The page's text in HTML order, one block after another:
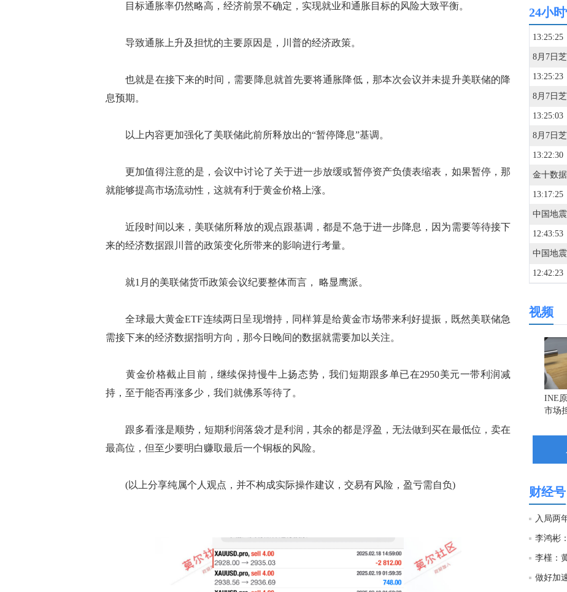
目标通胀率仍然略高，经济前景不确定，实现就业和通胀目标的风险大致平衡。
导致通胀上升及担忧的主要原因是，川普的经济政策。
也就是在接下来的时间，需要降息就首先要将通胀降低，那本次会议并未提升美联储的降
息预期。
以上内容更加强化了美联储此前所释放出的“暂停降息”基调。
更加值得注意的是，会议中讨论了关于进一步放缓或暂停资产负债表缩表，如果暂停，那
就能够提高市场流动性，这就有利于黄金价格上涨。
近段时间以来，美联储所释放的观点跟基调，都是不急于进一步降息，因为需要等待接下
来的经济数据跟川普的政策变化所带来的影响进行考量。
就1月的美联储货币政策会议纪要整体而言， 略显鹰派。
全球最大黄金ETF连续两日呈现增持，同样算是给黄金市场带来利好提振，既然美联储急
需接下来的经济数据指明方向，那今日晚间的数据就需要加以关注。
黄金价格截止目前，继续保持慢牛上扬态势，我们短期跟多单已在2950美元一带利润减
持，至于能否再涨多少，我们就佛系等待了。
跟多看涨是顺势，短期利润落袋才是利润，其余的都是浮盈，无法做到买在最低位，卖在
最高位，但至少要明白赚取最后一个铜板的风险。
(以上分享纯属个人观点，并不构成实际操作建议，交易有风险，盈亏需自负)
24小
13:25:25
13:25:23
13:25:03
13:22:30
13:17:25
12:43:53
12:42:23
12:32:07
12:31:11
12:24:46
文件显
视频
INE
市场
财经号
李鸿彬
李槿：
做好加